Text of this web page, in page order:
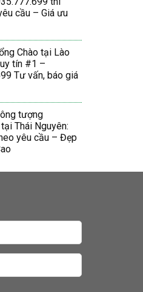
cầu – Giá ưu
Chào tại Lào
tín #1 –
Tư vấn, báo giá
tượng
Thái Nguyên:
yêu cầu – Đẹp